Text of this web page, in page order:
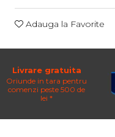
Adauga la Favorite
Livrare gratuita
Oriunde in tara pentru
comenzi peste 500 de
lei *